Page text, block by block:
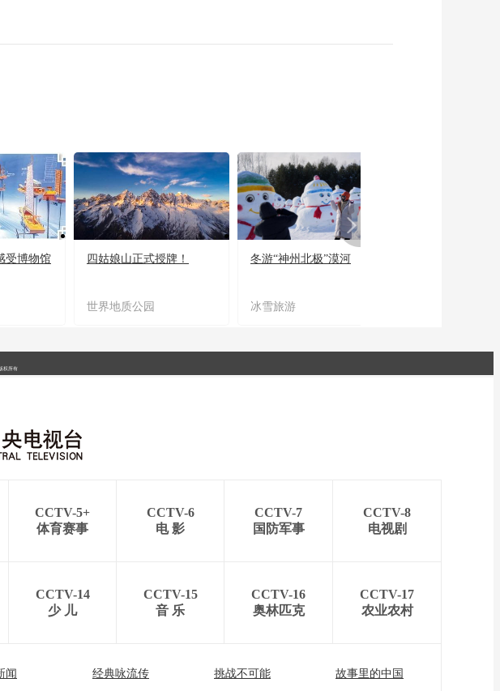
受博物馆
四姑娘山正式授牌！
世界地质公园
冬游“神州北极”漠河
冰雪旅游
权所有
CCTV-5+
体育赛事
CCTV-6
电 影
CCTV-7
国防军事
CCTV-8
电视剧
CCTV-14
少 儿
CCTV-15
音 乐
CCTV-16
奥林匹克
CCTV-17
农业农村
闻 经典咏流传 挑战不可能 故事里的中国